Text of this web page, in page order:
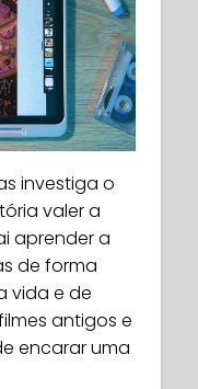
investiga o
valer a
aprender a
de forma
vida e de
antigos e
encarar uma